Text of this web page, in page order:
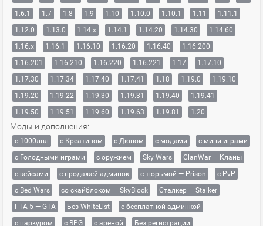
1.6.1
1.7 1.8 1.9 1.10 1.10.0 1.10.1 1.11
1.11.1
1.12.0
1.13.0 1.14.x 1.14.1 1.14.20 1.14.30
1.14.60
1.16.x
1.16.1 1.16.10 1.16.20 1.16.40
1.16.200
1.16.201
1.16.210 1.16.220 1.16.221 1.17
1.17.10
1.17.30
1.17.34 1.17.40 1.17.41 1.18 1.19.0
1.19.10
1.19.20
1.19.22 1.19.30 1.19.31 1.19.40
1.19.41
1.19.50
1.19.51 1.19.60 1.19.63 1.19.81 1.20
Моды и дополнения:
с 1000лвл c Креативом с Дюпом с модами
с мини играми
с Голодными играми
с оружием Sky Wars
ClanWar — Кланы
с кейсами
с продажей админок с тюрьмой — Prison
с PvP
с Bed Wars
со скайблоком — SkyBlock
Сталкер — Stalker
ГТА 5 — GTA
Без WhiteList
с бесплатной админкой
с паркуром
с RPG с ареной
Без регистрации